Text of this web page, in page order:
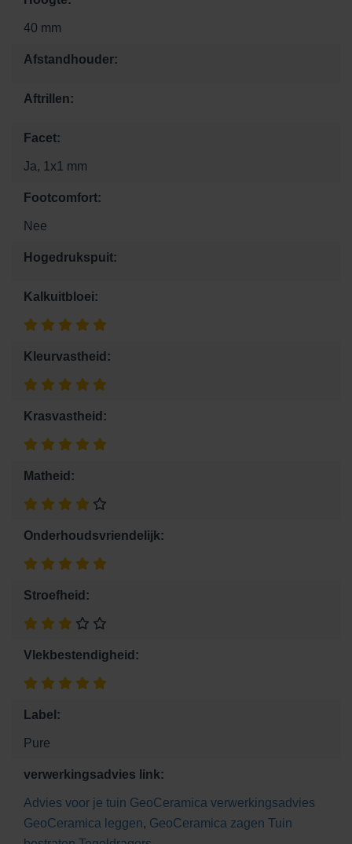
40 mm
Afstandhouder:
Aftrillen:
Facet:
Ja, 1x1 mm
Footcomfort:
Nee
Hogedrukspuit:
Kalkuitbloei:
Kleurvastheid:
Krasvastheid:
Matheid:
Onderhoudsvriendelijk:
Stroefheid:
Vlekbestendigheid:
Label:
Pure
verwerkingsadvies link:
Advies voor je tuin GeoCeramica verwerkingsadvies
GeoCeramica leggen, GeoCeramica zagen Tuin